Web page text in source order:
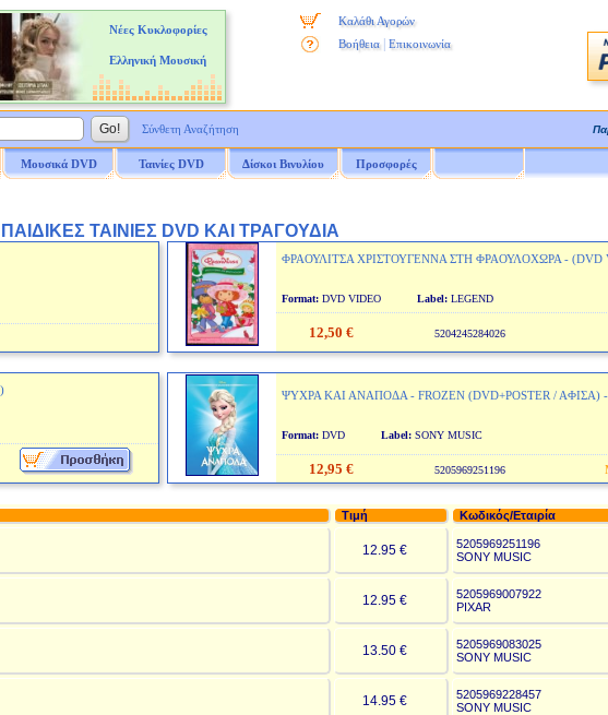
Νέες Κυκλοφορίες
Ελληνική Μουσική
Καλάθι Αγορών
Βοήθεια
Επικοινωνία
Σύνθετη Αναζήτηση
Μουσικά DVD Ταινίες DVD Δίσκοι Βινυλίου Προσφορές
ΠΑΙΔΙΚΕΣ ΤΑΙΝΙΕΣ DVD ΚΑΙ ΤΡΑΓΟΥΔΙΑ
ΦΡΑΟΥΛΙΤΣΑ ΧΡΙΣΤΟΥΓΕΝΝΑ ΣΤΗ ΦΡΑΟΥΛΟΧΩΡΑ - (DVD
Format:DVD VIDEO Label:LEGEND
12,50 € 5204245284026
ΨΥΧΡΑ ΚΑΙ ΑΝΑΠΟΔΑ - FROZEN (DVD+POSTER / AΦΙΣΑ)
Format:DVD Label:SONY MUSIC
12,95 € 5205969251196
Τιμή Κωδικός/Εταιρία
12.95 €
5205969251196
SONY MUSIC
12.95 €
5205969007922
PIXAR
13.50 €
5205969083025
SONY MUSIC
14.95 €
5205969228457
SONY MUSIC